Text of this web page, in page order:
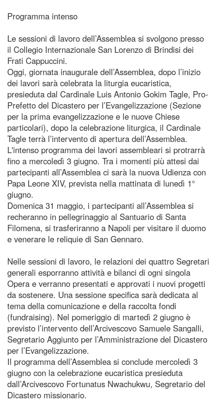
Programma intenso
Le sessioni di lavoro dell’Assemblea si svolgono presso
il Collegio Internazionale San Lorenzo di Brindisi dei
Frati Cappuccini.
Oggi, giornata inaugurale dell’Assemblea, dopo l’inizio
dei lavori sarà celebrata la liturgia eucaristica,
presieduta dal Cardinale Luis Antonio Gokim Tagle, Pro-
Prefetto del Dicastero per l’Evangelizzazione (Sezione
per la prima evangelizzazione e le nuove Chiese
particolari), dopo la celebrazione liturgica, il Cardinale
Tagle terrà l’intervento di apertura dell’Assemblea.
L'intenso programma dei lavori assembleari si protrarrà
fino a mercoledì 3 giugno. Tra i momenti più attesi dai
partecipanti all’Assemblea ci sarà la nuova Udienza con
Papa Leone XIV, prevista nella mattinata di lunedì 1°
giugno.
Domenica 31 maggio, i partecipanti all’Assemblea si
recheranno in pellegrinaggio al Santuario di Santa
Filomena, si trasferiranno a Napoli per visitare il duomo
e venerare le reliquie di San Gennaro.
Nelle sessioni di lavoro, le relazioni dei quattro Segretari
generali esporranno attività e bilanci di ogni singola
Opera e verranno presentati e approvati i nuovi progetti
da sostenere. Una sessione specifica sarà dedicata al
tema della comunicazione e della raccolta fondi
(fundraising). Nel pomeriggio di martedì 2 giugno è
previsto l’intervento dell’Arcivescovo Samuele Sangalli,
Segretario Aggiunto per l’Amministrazione del Dicastero
per l’Evangelizzazione.
Il programma dell’Assemblea si conclude mercoledì 3
giugno con la celebrazione eucaristica presieduta
dall’Arcivescovo Fortunatus Nwachukwu, Segretario del
Dicastero missionario.